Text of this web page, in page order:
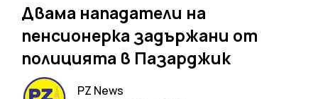
Двама нападатели на
пенсионерка задържани от
полицията в Пазарджик
PZ News